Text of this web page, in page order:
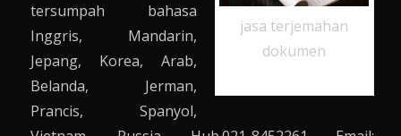
jasa terjemahan
dokumen
tersumpah bahasa
Inggris, Mandarin,
Jepang, Korea, Arab,
Belanda, Jerman,
Prancis, Spanyol,